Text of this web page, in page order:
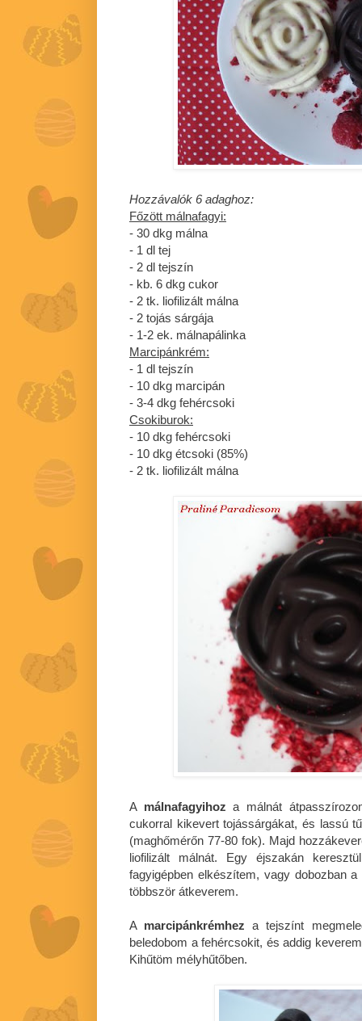
Hozzávalók 6 adaghoz:
Főzött málnafagyi:
- 30 dkg málna
- 1 dl tej
- 2 dl tejszín
- kb. 6 dkg cukor
- 2 tk. liofilizált málna
- 2 tojás sárgája
- 1-2 ek. málnapálinka
Marcipánkrém:
- 1 dl tejszín
- 10 dkg marcipán
- 3-4 dkg fehércsoki
Csokiburok:
- 10 dkg fehércsoki
- 10 dkg étcsoki (85%)
- 2 tk. liofilizált málna
A málnafagyihoz a málnát
cukorral kikevert tojássárgákat, és lassú
(maghőmérőn 77-80 fok). Majd
liofilizált málnát. Egy éjszakán
fagyigépben elkészítem, vagy dobozban
többször átkeverem.
A marcipánkrémhez a tejszínt
beledobom a fehércsokit, és addig
Kihűtöm mélyhűtőben.